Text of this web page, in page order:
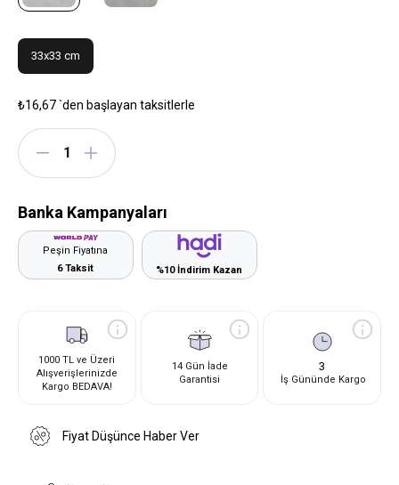
33x33 cm
₺16,67`den başlayan taksitlerle
Banka Kampanyaları
Peşin Fiyatına
6 Taksit
%10 İndirim Kazan
1000 TL ve Üzeri
Alışverişlerinizde
Kargo BEDAVA!
14 Gün İade
Garantisi
3
İş Gününde Kargo
Fiyat Düşünce Haber Ver